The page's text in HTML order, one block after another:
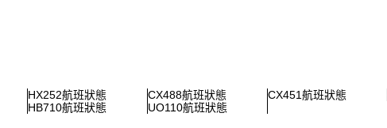
HX252航班狀態 CX488航班狀態 CX451航班狀態
HB710航班狀態 UO110航班狀態